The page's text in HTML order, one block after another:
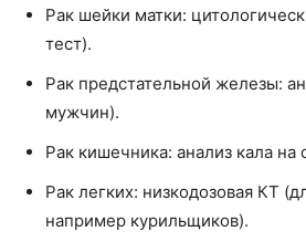
Рак шейки матки:
тест).
Рак предстательной железы:
мужчин).
Рак кишечника: анализ кала на
Рак легких: низкодозовая КТ
например курильщиков).